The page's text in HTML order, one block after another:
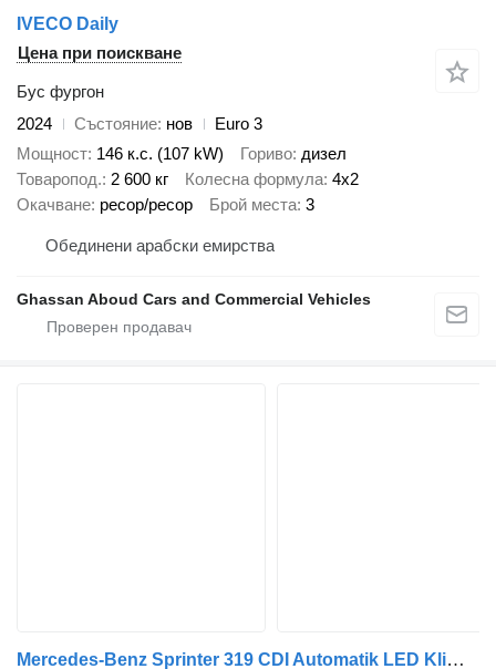
IVECO Daily
Цена при поискване
Бус фургон
2024
Състояние нов
Euro 3
Мощност 146 к.с. (107 kW) Гориво дизел
Товаропод. 2 600 кг Колесна формула 4x2
Окачване ресор/ресор Брой места 3
Обединени арабски емирства
Ghassan Aboud Cars and Commercial Vehicles
Mercedes-Benz Sprinter 319 CDI Automatik LED Klima Supermaxi